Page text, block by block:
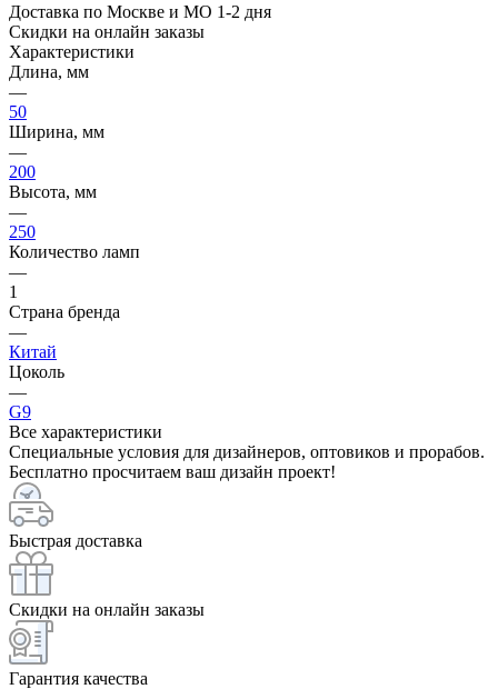
Доставка по Москве и МО 1-2 дня
Скидки на онлайн заказы
Характеристики
Длина, мм
—
50
Ширина, мм
—
200
Высота, мм
—
250
Количество ламп
—
1
Страна бренда
—
Китай
Цоколь
—
G9
Все характеристики
Специальные условия для дизайнеров, оптовиков и прорабов.
Бесплатно просчитаем ваш дизайн проект!
Быстрая доставка
Скидки на онлайн заказы
Гарантия качества